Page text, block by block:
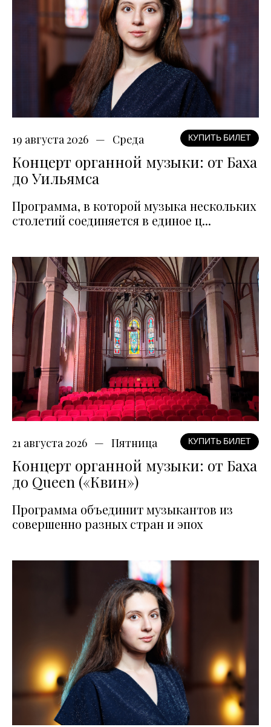
19 августа 2026 Среда КУПИТЬ БИЛЕТ
Концерт органной музыки: от Баха
до Уильямса
Программа, в которой музыка нескольких
столетий соединяется в единое ц...
21 августа 2026 Пятница КУПИТЬ БИЛЕТ
Концерт органной музыки: от Баха
до Queen («Квин»)
Программа объединит музыкантов из
совершенно разных стран и эпох